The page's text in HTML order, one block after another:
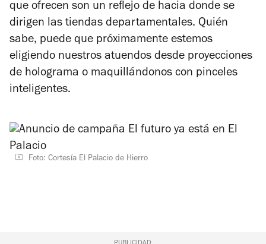
que ofrecen son un reflejo de hacia donde se
dirigen las tiendas departamentales. Quién
sabe, puede que próximamente estemos
eligiendo nuestros atuendos desde proyecciones
de holograma o maquillándonos con pinceles
inteligentes.
Foto: Cortesía El Palacio de Hierro